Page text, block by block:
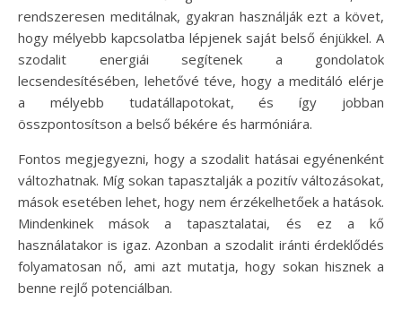
rendszeresen meditálnak, gyakran használják ezt a követ,
hogy mélyebb kapcsolatba lépjenek saját belső énjükkel. A
szodalit energiái segítenek a gondolatok
lecsendesítésében, lehetővé téve, hogy a meditáló elérje
a mélyebb tudatállapotokat, és így jobban
összpontosítson a belső békére és harmóniára.
Fontos megjegyezni, hogy a szodalit hatásai egyénenként
változhatnak. Míg sokan tapasztalják a pozitív változásokat,
mások esetében lehet, hogy nem érzékelhetőek a hatások.
Mindenkinek mások a tapasztalatai, és ez a kő
használatakor is igaz. Azonban a szodalit iránti érdeklődés
folyamatosan nő, ami azt mutatja, hogy sokan hisznek a
benne rejlő potenciálban.